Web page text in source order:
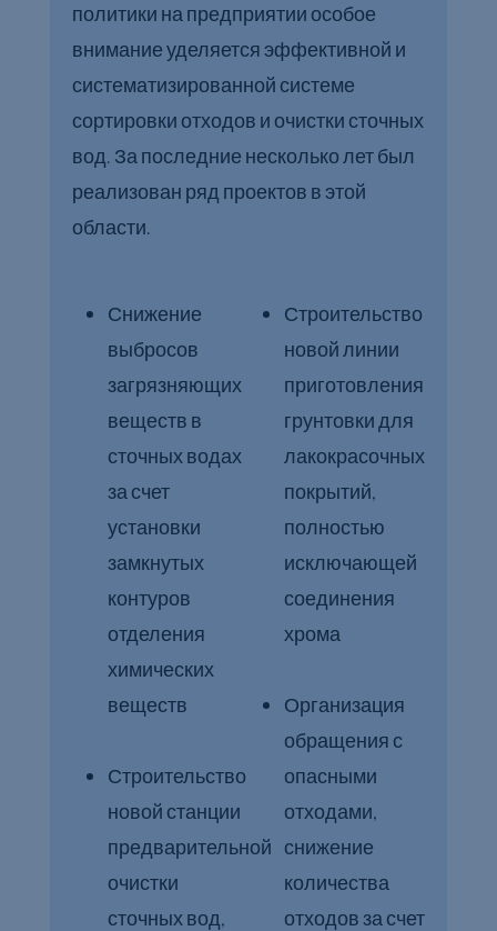
политики на предприятии особое
внимание уделяется эффективной и
систематизированной системе
сортировки отходов и очистки сточных
вод. За последние несколько лет был
реализован ряд проектов в этой
области.
Снижение
выбросов
загрязняющих
веществ в
сточных водах
за счет
установки
замкнутых
контуров
отделения
химических
веществ
Строительство
новой станции
предварительной
очистки
сточных вод,
Строительство
новой линии
приготовления
грунтовки для
лакокрасочных
покрытий,
полностью
исключающей
соединения
хрома
Организация
обращения с
опасными
отходами,
снижение
количества
отходов за счет